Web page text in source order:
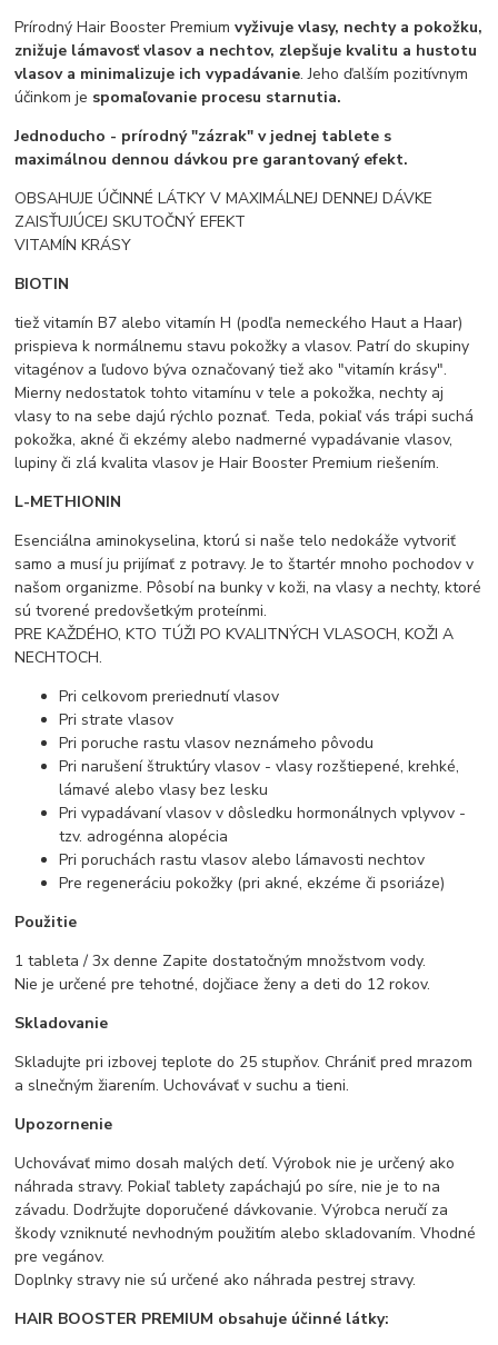
Prírodný Hair Booster Premiumvyživuje vlasy, nechty a pokožku,
znižuje lámavosť vlasov a nechtov, zlepšuje kvalitu a hustotu
vlasov a minimalizuje ich vypadávanie. Jeho ďalším pozitívnym
účinkom je spomaľovanie procesu starnutia.
Jednoducho - prírodný "zázrak" v jednej tablete s
maximálnou dennou dávkou pre garantovaný efekt.
OBSAHUJE ÚČINNÉ LÁTKY V MAXIMÁLNEJ DENNEJ DÁVKE
ZAISŤUJÚCEJ SKUTOČNÝ EFEKT
VITAMÍN KRÁSY
BIOTIN
tiež vitamín B7 alebo vitamín H (podľa nemeckého Haut a Haar)
prispieva k normálnemu stavu pokožky a vlasov. Patrí do skupiny
vitagénov a ľudovo býva označovaný tiež ako "vitamín krásy".
Mierny nedostatok tohto vitamínu v tele a pokožka, nechty aj
vlasy to na sebe dajú rýchlo poznať. Teda, pokiaľ vás trápi suchá
pokožka, akné či ekzémy alebo nadmerné vypadávanie vlasov,
lupiny či zlá kvalita vlasov je Hair Booster Premium riešením.
L-METHIONIN
Esenciálna aminokyselina, ktorú si naše telo nedokáže vytvoriť
samo a musí ju prijímať z potravy. Je to štartér mnoho pochodov v
našom organizme. Pôsobí na bunky v koži, na vlasy a nechty, ktoré
sú tvorené predovšetkým proteínmi.
PRE KAŽDÉHO, KTO TÚŽI PO KVALITNÝCH VLASOCH, KOŽI A
NECHTOCH.
Pri celkovom preriednutí vlasov
Pri strate vlasov
Pri poruche rastu vlasov neznámeho pôvodu
Pri narušení štruktúry vlasov - vlasy rozštiepené, krehké,
lámavé alebo vlasy bez lesku
Pri vypadávaní vlasov v dôsledku hormonálnych vplyvov -
tzv. adrogénna alopécia
Pri poruchách rastu vlasov alebo lámavosti nechtov
Pre regeneráciu pokožky (pri akné, ekzéme či psoriáze)
Použitie
1 tableta / 3x denne Zapite dostatočným množstvom vody.
Nie je určené pre tehotné, dojčiace ženy a deti do 12 rokov.
Skladovanie
Skladujte pri izbovej teplote do 25 stupňov. Chrániť pred mrazom
a slnečným žiarením. Uchovávať v suchu a tieni.
Upozornenie
Uchovávať mimo dosah malých detí. Výrobok nie je určený ako
náhrada stravy. Pokiaľ tablety zapáchajú po síre, nie je to na
závadu. Dodržujte doporučené dávkovanie. Výrobca neručí za
škody vzniknuté nevhodným použitím alebo skladovaním. Vhodné
pre vegánov.
Doplnky stravy nie sú určené ako náhrada pestrej stravy.
HAIR BOOSTER PREMIUM obsahuje účinné látky: